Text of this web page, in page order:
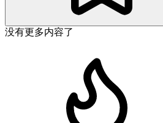
没有更多内容了